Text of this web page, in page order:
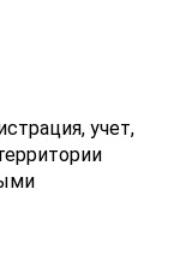
учет,